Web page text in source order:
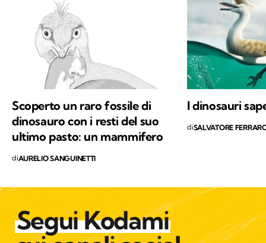
Scoperto un raro fossile di
dinosauro con i resti del suo
ultimo pasto: un mammifero
I dinosauri